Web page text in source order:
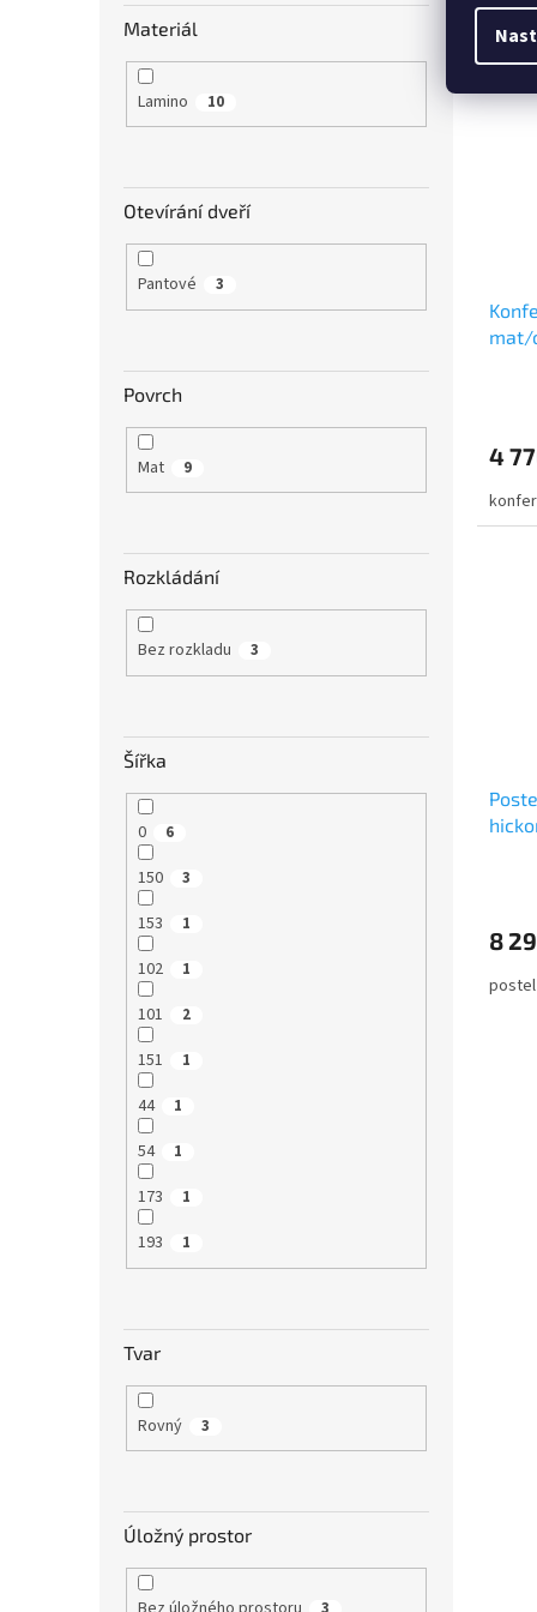
Materiál
Lamino 10
Otevírání dveří
Pantové 3
Povrch
Mat 9
Rozkládání
Bez rozkladu 3
Šířka
0 6
150 3
153 1
102 1
101 2
151 1
44 1
54 1
173 1
193 1
Tvar
Rovný 3
Úložný prostor
Akce
mat/
4
8
postel